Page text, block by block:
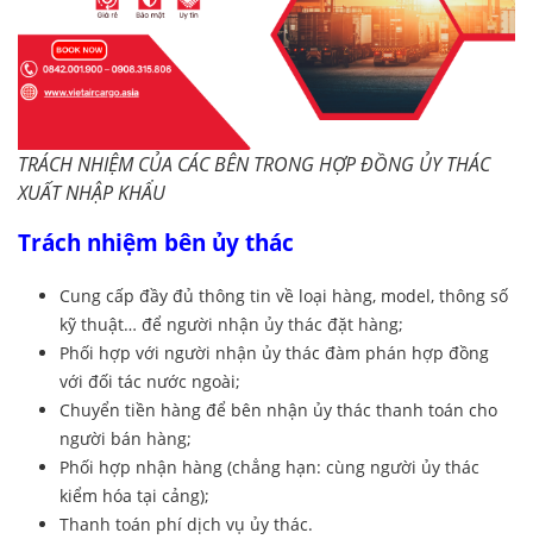
TRÁCH NHIỆM CỦA CÁC BÊN TRONG HỢP ĐỒNG ỦY THÁC
XUẤT NHẬP KHẨU
Trách nhiệm bên ủy thác
Cung cấp đầy đủ thông tin về loại hàng, model, thông số
kỹ thuật… để người nhận ủy thác đặt hàng;
Phối hợp với người nhận ủy thác đàm phán hợp đồng
với đối tác nước ngoài;
Chuyển tiền hàng để bên nhận ủy thác thanh toán cho
người bán hàng;
Phối hợp nhận hàng (chẳng hạn: cùng người ủy thác
kiểm hóa tại cảng);
Thanh toán phí dịch vụ ủy thác.